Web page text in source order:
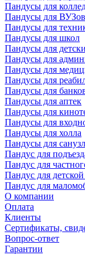
Пандусы для
Пандусы для ВУЗов
Пандусы для
Пандусы для школ
Пандусы для
Пандусы для
Пандусы для
Пандусы для
Пандусы для
Пандусы для аптек
Пандусы для
Пандусы для
Пандусы для холла
Пандусы для
Пандус для
Пандус для
Пандус для
Пандус для
О компании
Оплата
Клиенты
Сертификаты,
Вопрос-ответ
Гарантии